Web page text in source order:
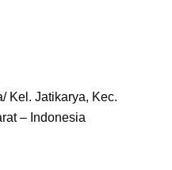
Kel. Jatikarya, Kec.
– Indonesia